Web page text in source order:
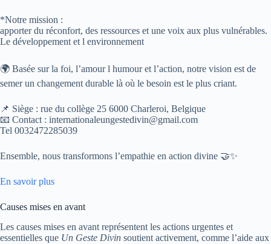
*Notre mission :
apporter du réconfort, des ressources et une voix aux plus vulnérables.
Le développement et l environnement
🌍 Basée sur la foi, l’amour l humour et l’action, notre vision est de
semer un changement durable là où le besoin est le plus criant.
📌 Siège : rue du collège 25 6000 Charleroi, Belgique
📧 Contact : internationaleungestedivin@gmail.com
Tel 0032472285039
Ensemble, nous transformons l’empathie en action divine 🤝✨
En savoir plus
Causes mises en avant
Les causes mises en avant représentent les actions urgentes et
essentielles que Un Geste Divin soutient activement, comme l’aide aux